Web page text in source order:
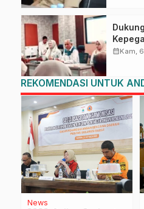
Sulbar
calendar_monthKam,
REKOMENDASI UNTUK
News